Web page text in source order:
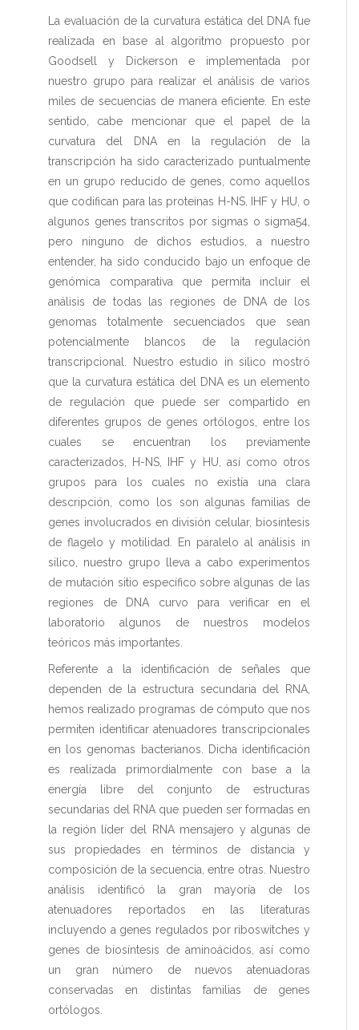
La evaluación de la curvatura estática del DNA fue
realizada en base al algoritmo propuesto por
Goodsell y Dickerson e implementada por
nuestro grupo para realizar el análisis de varios
miles de secuencias de manera eficiente. En este
sentido, cabe mencionar que el papel de la
curvatura del DNA en la regulación de la
transcripción ha sido caracterizado puntualmente
en un grupo reducido de genes, como aquellos
que codifican para las proteínas H-NS, IHF y HU, o
algunos genes transcritos por sigmas o sigma54,
pero ninguno de dichos estudios, a nuestro
entender, ha sido conducido bajo un enfoque de
genómica comparativa que permita incluir el
análisis de todas las regiones de DNA de los
genomas totalmente secuenciados que sean
potencialmente blancos de la regulación
transcripcional. Nuestro estudio in silico mostró
que la curvatura estática del DNA es un elemento
de regulación que puede ser compartido en
diferentes grupos de genes ortólogos, entre los
cuales se encuentran los previamente
caracterizados, H-NS, IHF y HU, así como otros
grupos para los cuales no existía una clara
descripción, como los son algunas familias de
genes involucrados en división celular, biosíntesis
de flagelo y motilidad. En paralelo al análisis in
silico, nuestro grupo lleva a cabo experimentos
de mutación sitio específico sobre algunas de las
regiones de DNA curvo para verificar en el
laboratorio algunos de nuestros modelos
teóricos más importantes.
Referente a la identificación de señales que
dependen de la estructura secundaria del RNA,
hemos realizado programas de cómputo que nos
permiten identificar atenuadores transcripcionales
en los genomas bacterianos. Dicha identificación
es realizada primordialmente con base a la
energía libre del conjunto de estructuras
secundarias del RNA que pueden ser formadas en
la región líder del RNA mensajero y algunas de
sus propiedades en términos de distancia y
composición de la secuencia, entre otras. Nuestro
análisis identificó la gran mayoría de los
atenuadores reportados en las literaturas
incluyendo a genes regulados por riboswitches y
genes de biosíntesis de aminoácidos, así como
un gran número de nuevos atenuadoras
conservadas en distintas familias de genes
ortólogos.